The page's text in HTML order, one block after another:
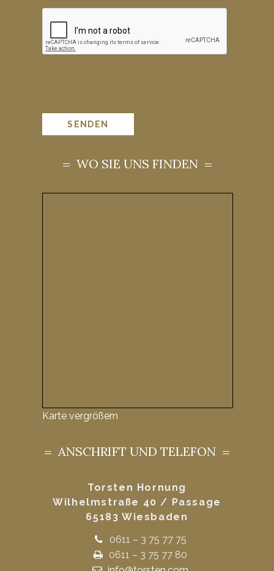
WO SIE UNS FINDEN
Karte vergrößern
ANSCHRIFT UND TELEFON
Torsten Hornung
Wilhelmstraße 40 / Passage
65183 Wiesbaden
0611 – 3 75 77 75
0611 – 3 75 77 80